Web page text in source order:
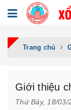
Trang chủ
Giới thiệu
Thứ Bảy, 18/